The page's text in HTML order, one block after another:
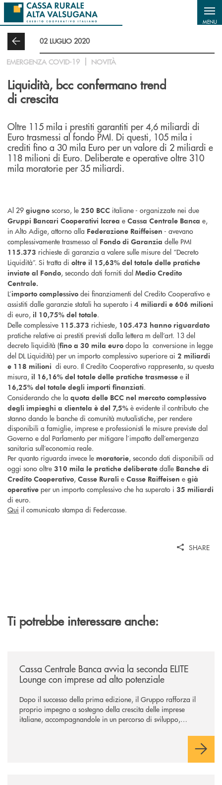
Salta al contenuto principale
MENU
02 LUGLIO 2020
EMERGENZA COVID-19 NOVITÀ
Liquidità, bcc confermano trend
di crescita
Oltre 115 mila i prestiti garantiti per 4,6 miliardi di
Euro trasmessi al fondo PMI. Di questi, 105 mila i
crediti fino a 30 mila Euro per un valore di 2 miliardi e
118 milioni di Euro. Deliberate e operative oltre 310
mila moratorie per 35 miliardi.
Al 29 giugno scorso, le 250 BCC italiane - organizzate nei due
Gruppi Bancari Cooperativi Iccrea e Cassa Centrale Banca e,
in Alto Adige, attorno alla Federazione Raiffeisen - avevano
complessivamente trasmesso al Fondo di Garanzia delle PMI
115.373 richieste di garanzia a valere sulle misure del “Decreto
Liquidità”. Si tratta di oltre il 15,63% del totale delle pratiche
inviate al Fondo, secondo dati forniti dal Medio Credito
Centrale.
L’importo complessivo dei finanziamenti del Credito Cooperativo e
assistiti dalle garanzie statali ha superato i 4 miliardi e 606 milioni
di euro, il 10,75% del totale.
Delle complessive 115.373 richieste, 105.473 hanno riguardato
pratiche relative ai prestiti previsti dalla lettera m dell’art. 13 del
decreto liquidità (fino a 30 mila euro dopo la conversione in legge
del DL Liquidità) per un importo complessivo superiore ai 2 miliardi
e 118 milioni di euro. Il Credito Cooperativo rappresenta, su questa
misura, il 16,16% del totale delle pratiche trasmesse e il
16,25% del totale degli importi finanziati.
Considerando che la quota delle BCC nel mercato complessivo
degli impieghi a clientela è del 7,5% è evidente il contributo che
stanno dando le banche di comunità mutualistiche, per rendere
disponibili a famiglie, imprese e professionisti le misure previste dal
Governo e dal Parlamento per mitigare l’impatto dell’emergenza
sanitaria sull’economia reale.
Per quanto riguarda invece le moratorie, secondo dati disponibili ad
oggi sono oltre 310 mila le pratiche deliberate dalle Banche di
Credito Cooperativo, Casse Rurali e Casse Raiffeisen e già
operative per un importo complessivo che ha superato i 35 miliardi
di euro.
Qui il comunicato stampa di Federcasse.
SHARE
Ti potrebbe interessare anche:
Cassa Centrale Banca avvia la seconda ELITE
Lounge con imprese ad alto potenziale
Dopo il successo della prima edizione, il Gruppo rafforza il
proprio impegno a sostegno della crescita delle imprese
italiane, accompagnandole in un percorso di sviluppo,